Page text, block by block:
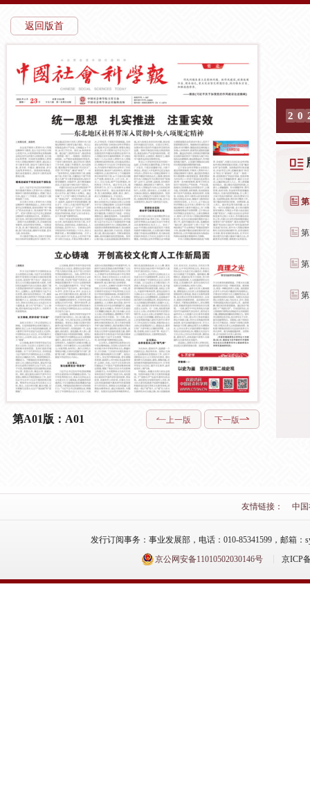
返回版首
第A01版：A01 上一版 下一版
2 0
友情链接： 中
发行订阅事务：事业发展部，电话：010-85341599，邮箱：
京公网安备11010502030146号
京ICP